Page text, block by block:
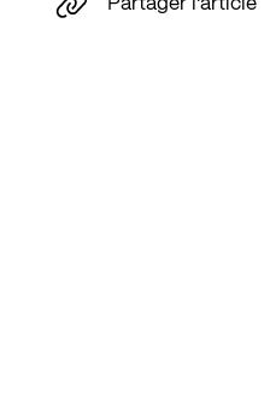
Partager l'article